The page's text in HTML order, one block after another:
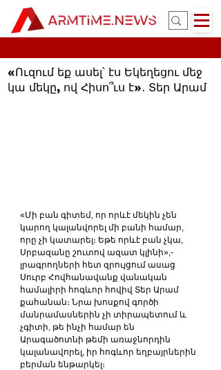
«Ուզում եք ասել՝ էս Եկեղեցու մեջ
կա մեկը, ով Հիսո՞ւս է»․ Տեր Արամ
«Մի բան գիտեմ, որ որևէ մեկին չեն
կարող կալանվորել մի բանի համար,
որը չի կատարել։ Եթե որևէ բան չկա,
Սրբազանը շուտով ազատ կլինի»,-
լրագրողների հետ զրույցում ասաց
Սուրբ Հովհանավանք վանական
համալիրի հոգևոր հովիվ Տեր Արամ
քահանան։ Նրա խոսքով գործի
մանրամասներին չի տիրապետում և
չգիտի, թե ինչի համար են
Արագածոտնի թեմի առաջնորդին
կալանավորել, իր հոգևոր եղբայրներին
բերման ենթարկել։